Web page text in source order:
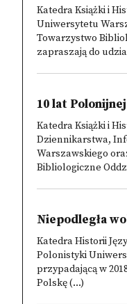
Katedra Książki i
Uniwersytetu
Towarzystwo
zapraszają do
10 lat
Katedra Książki i
Dziennikarstwa,
Warszawskiego
Bibliologiczne
Niepodległa
Katedra Historii
Polonistyki
przypadającą w
Polskę (...)